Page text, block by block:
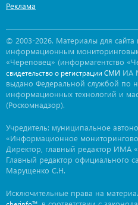
Реклама
© 2003-2026. Материалы для сайта
информационным мониторинговым
«Череповец» (информагентство
свидетельство о регистрации СМИ ИА
выдано Федеральной службой по
информационных технологий и
(Роскомнадзор).
Учредитель: муниципальное
«Информационное
Директор, главный редактор ИМА
Главный редактор официального
Марущенко С.Н.
Исключительные права на